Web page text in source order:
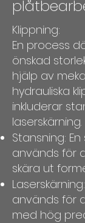
Klippning:
En process
önskad
hjälp av
hydrauliska
inkluderar
laserskärning.
Stansning:
används för
skära ut
används för
med hög